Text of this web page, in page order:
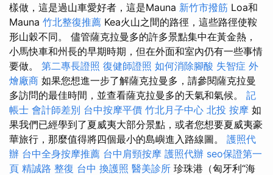
樣做，這是過山車愛好者，這是Mauna 新竹市撥筋 Loa和
Mauna 竹北整復推薦 Kea火山之間的路徑，這些路徑使鞍
形山穀不同。 儘管薩克拉曼多的許多景點集中在黃金熱，
小馬快車和州長的早期時期，但在外面和室內仍有一些事情
要做。 第二專長證照 復健師證照 如何消除腳酸 失智症 外
燴廠商 如果您想進一步了解薩克拉曼多，請參閱薩克拉曼
多訪問的最佳時間，並查看薩克拉曼多的天氣和氣候。 記
帳士 會計師差別 台中按摩平價 竹北月子中心 北投 按摩 如
果我們已經學到了夏威夷大部分景點，或者您想要夏威夷豪
華旅行，那麼值得將四個最小的島嶼進入路線圖。 護照代
辦 台中全身按摩推薦 台中肩頸按摩 護照代辦 seo保證第一
頁 精誠路 整復 台中 換護照 醫美診所 珍珠港（匈牙利“海